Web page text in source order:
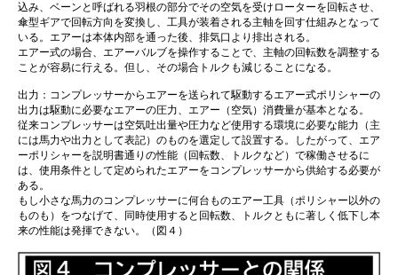
込み、ベーンと呼ばれる羽根の部分でその空気を受けローターを回転させ、
傘型ギアで回転方向を変換し、工具が装着される主軸を回す仕組みとなって
いる。エアーは本体内部を通った後、排気口より排出される。
エアー式の場合、エアーバルブを操作することで、主軸の回転数を調整する
ことが容易に行える。但し、その場合トルクも減じることになる。
出力：コンプレッサーからエアーを送られて駆動するエアー式ポリシャーの
出力は駆動に必要なエアーの圧力、エアー（空気）消費量が基本となる。
従来コンプレッサーは空気吐出量や圧力など使用する環境に必要な能力（主
には馬力や出力として表記）のものを選定して設置する。したがって、エア
ーポリシャーを説明書通りの性能（回転数、トルクなど）で稼働させるに
は、使用条件として定められたエアーをコンプレッサーから供給する必要が
ある。
もし小さな馬力のコンプレッサーに何台ものエアー工具（ポリシャー以外の
ものも）をつなげて、同時使用すると回転数、トルクともに著しく低下し本
来の性能は発揮できない。（図４）